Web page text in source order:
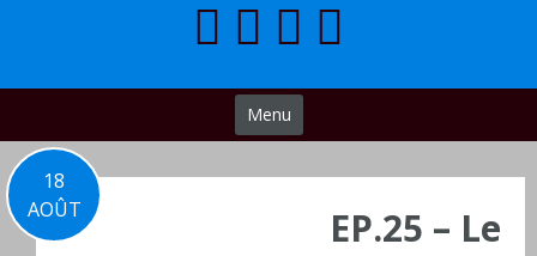
Menu
18
AOÛT
EP.25 – Le